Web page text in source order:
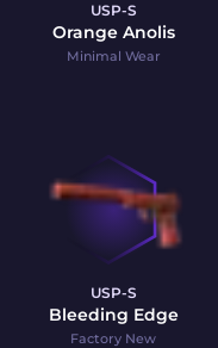
USP-S
Orange Anolis
Minimal Wear
USP-S
Bleeding Edge
Factory New